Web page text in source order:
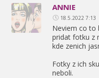
ANNIE
18.5.2022 7:13
Neviem co to
pridat fotku z
kde zenich
Fotky z ich
neboli.